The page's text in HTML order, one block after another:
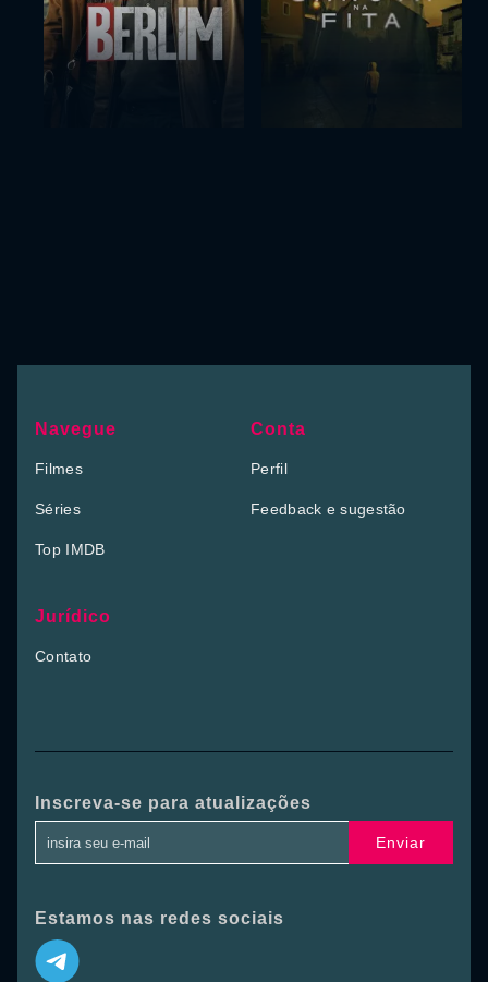
Navegue
Filmes
Séries
Top IMDB
Conta
Perfil
Feedback e sugestão
Jurídico
Contato
Inscreva-se para atualizações
Enviar
Estamos nas redes sociais